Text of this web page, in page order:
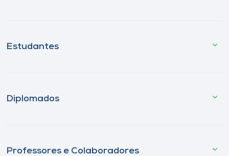
Estudantes
Diplomados
Professores e Colaboradores